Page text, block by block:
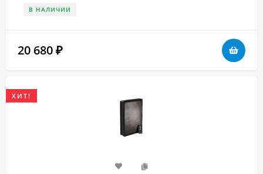
В НАЛИЧИИ
20 680 ₽
ХИТ!